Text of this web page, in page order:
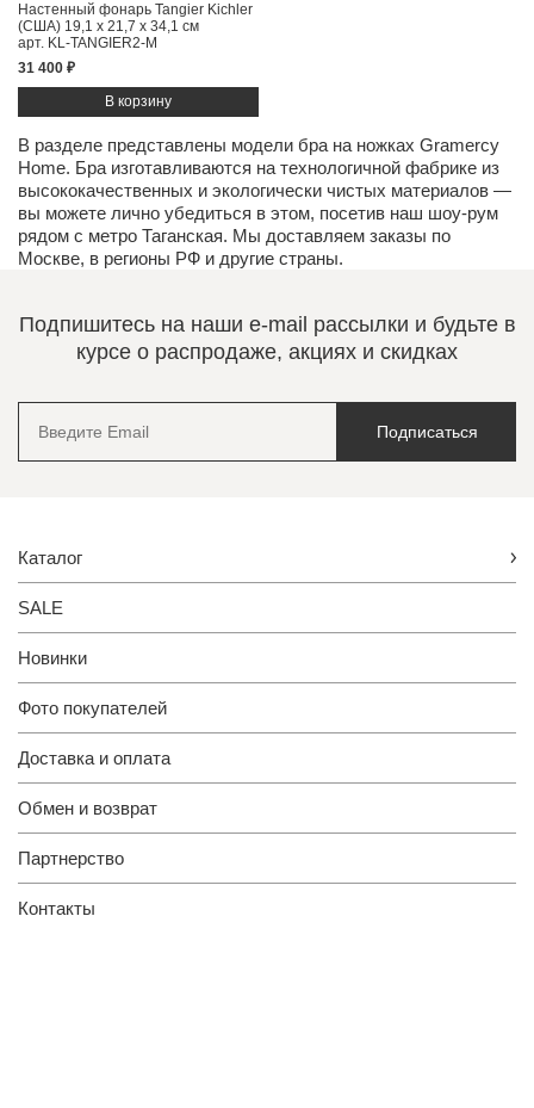
Настенный фонарь Tangier Kichler
(США) 19,1 x 21,7 x 34,1 см
арт. KL-TANGIER2-M
31 400 ₽
В разделе представлены модели бра на ножках Gramercy
Home. Бра изготавливаются на технологичной фабрике из
высококачественных и экологически чистых материалов —
вы можете лично убедиться в этом, посетив наш шоу-рум
рядом с метро Таганская. Мы доставляем заказы по
Москве, в регионы РФ и другие страны.
Подпишитесь на наши e-mail рассылки и будьте в
курсе о распродаже, акциях и скидках
Подписаться
Каталог
SALE
Новинки
Фото покупателей
Доставка и оплата
Обмен и возврат
Партнерство
Контакты